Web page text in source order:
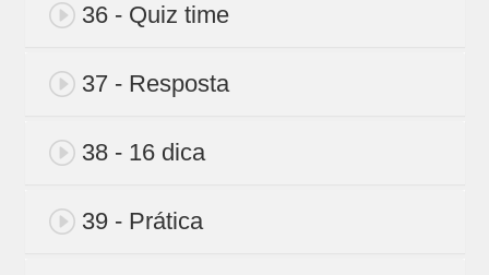
36 - Quiz time
37 - Resposta
38 - 16 dica
39 - Prática